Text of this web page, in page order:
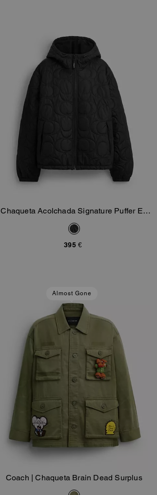
Añadir A La Cesta
Chaqueta Acolchada Signature Puffer En
Poliéster Reciclado
395 €
Almost Gone
Añadir A La Cesta
Coach | Chaqueta Brain Dead Surplus